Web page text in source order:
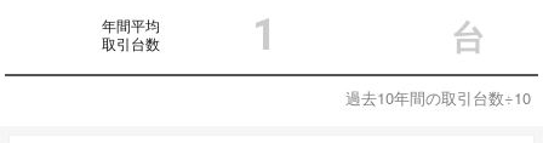
年間平均
取引台数
1 台
過去10年間の取引台数÷10